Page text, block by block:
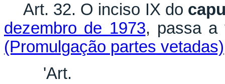
Art. 32. O inciso IX do
dezembro de 1973, passa
(Promulgação partes vetadas)